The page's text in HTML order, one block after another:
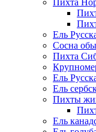
Пихта
Ель
Сосна
Пихта
Ель
Ель
Пихты
Ель